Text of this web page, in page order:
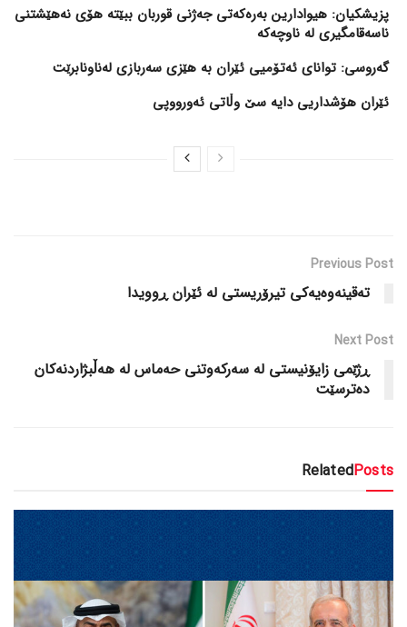
پزیشکیان: هیوادارین بەرەکەتی جەژنی قوربان ببێتە هۆی نەهێشتنی
ناسەقامگیری لە ناوچەکە
گەروسی: توانای ئەتۆمیی ئێران بە هێزی سەربازی لەناونابرێت
ئێران هۆشداریی دایە سێ وڵاتی ئەورووپی
Previous Post
تەقینەوەیەکی تیرۆریستی لە ئێران ڕوویدا
Next Post
ڕژێمی زایۆنیستی لە سەرکەوتنی حەماس لە هەڵبژاردنەکان
دەترسێت
RelatedPosts